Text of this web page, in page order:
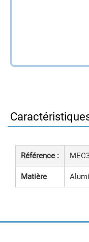
Référence :
Matière